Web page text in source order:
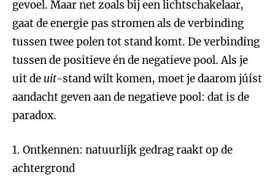
gevoel. Maar net zoals bij een lichtschakelaar,
gaat de energie pas stromen als de verbinding
tussen twee polen tot stand komt. De verbinding
tussen de positieve én de negatieve pool. Als je
uit de uit-stand wilt komen, moet je daarom júíst
aandacht geven aan de negatieve pool: dat is de
paradox.
1. Ontkennen: natuurlijk gedrag raakt op de
achtergrond